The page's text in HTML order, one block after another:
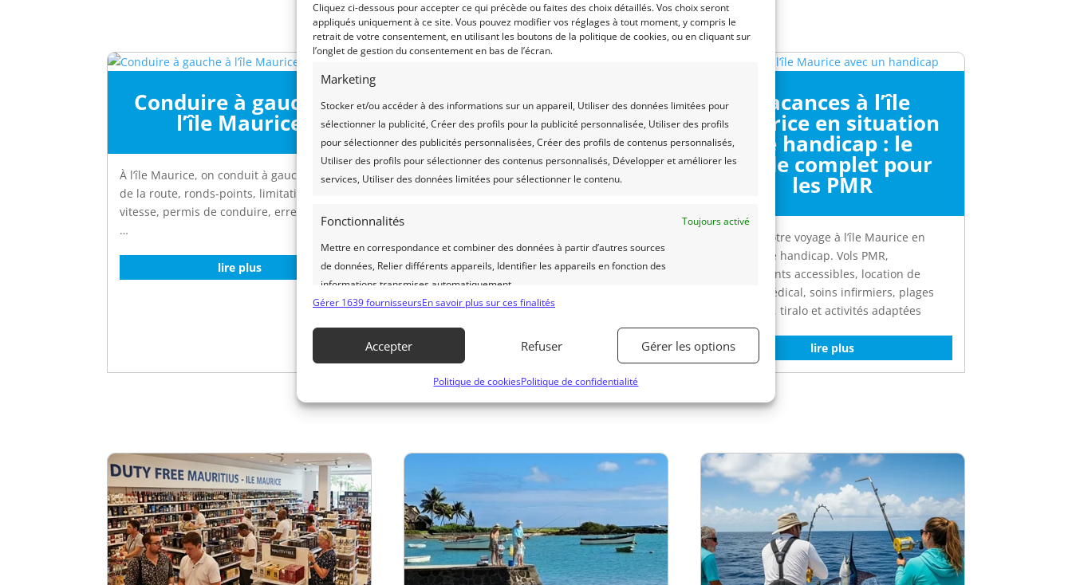
Cliquez ci-dessous pour accepter ce qui précède ou faites des choix détaillés. Vos choix seront
appliqués uniquement à ce site. Vous pouvez modifier vos réglages à tout moment, y compris le
retrait de votre consentement, en utilisant les boutons de la politique de cookies, ou en cliquant sur
l’onglet de gestion du consentement en bas de l’écran.
Marketing
Stocker et/ou accéder à des informations sur un appareil, Utiliser des données limitées pour
sélectionner la publicité, Créer des profils pour la publicité personnalisée, Utiliser des profils
pour sélectionner des publicités personnalisées, Créer des profils de contenus personnalisés,
Utiliser des profils pour sélectionner des contenus personnalisés, Développer et améliorer les
services, Utiliser des données limitées pour sélectionner le contenu.
Fonctionnalités
Toujours activé
Mettre en correspondance et combiner des données à partir d’autres sources
de données, Relier différents appareils, Identifier les appareils en fonction des
informations transmises automatiquement.
Utiliser des données de géolocalisation précises.
Assurer la sécurité, prévenir et détecter la fraude et réparer les
erreurs, Fournir et présenter des publicités et du contenu,
Enregistrer et communiquer les choix en matière de
Gérer 1639 fournisseursEn savoir plus sur ces finalités
Accepter Refuser Gérer les options
Politique de cookiesPolitique de confidentialité
Conduire à gauche à
l’île Maurice
À l’île Maurice, on conduit à gauche. Règles
de la route, ronds-points, limitations de
vitesse, permis de conduire, erreurs à éviter
…
lire plus
Vacances à l’île
Maurice avec un
handicap
hôtels adaptés, agences spécialisées et
informations utiles pour un séjour réussi
lire plus
Vacances à l’île
Maurice en situation
de handicap : le
guide complet pour
les PMR
Préparez votre voyage à l’île Maurice en
situation de handicap. Vols PMR,
hébergements accessibles, location de
matériel médical, soins infirmiers, plages
accessibles, tiralo et activités adaptées
lire plus